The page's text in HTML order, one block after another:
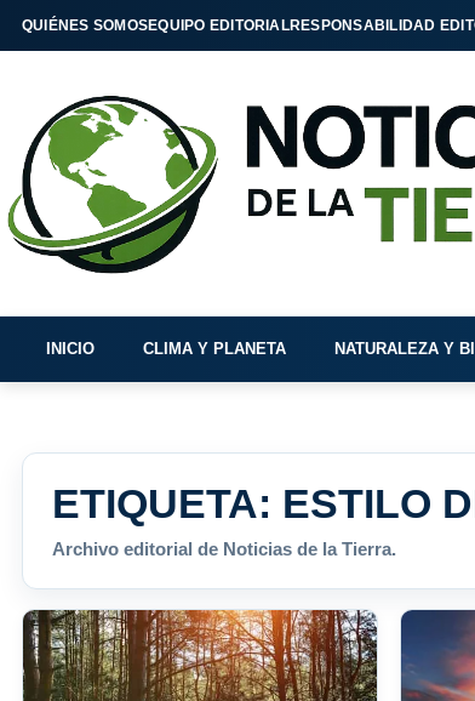
QUIÉNES SOMOSEQUIPO EDITORIALRESPONSABILIDAD
INICIO CLIMA Y PLANETA NATURALEZA Y
ETIQUETA: ESTILO
Archivo editorial de Noticias de la Tierra.